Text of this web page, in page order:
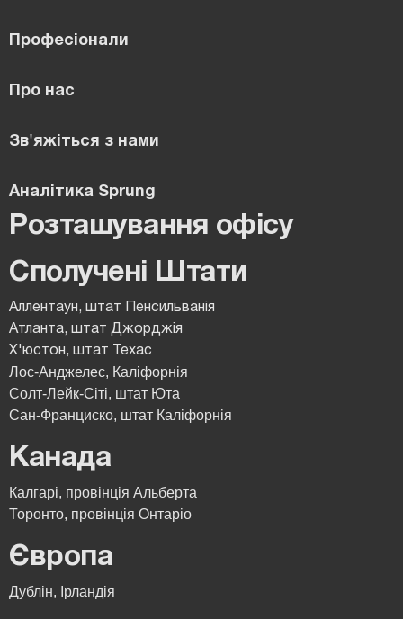
Професіонали
Про нас
Зв'яжіться з нами
Аналітика Sprung
Розташування офісу
Сполучені Штати
Аллентаун, штат Пенсильванія
Атланта, штат Джорджія
Х'юстон, штат Техас
Лос-Анджелес, Каліфорнія
Солт-Лейк-Сіті, штат Юта
Сан-Франциско, штат Каліфорнія
Канада
Калгарі, провінція Альберта
Торонто, провінція Онтаріо
Європа
Дублін, Ірландія